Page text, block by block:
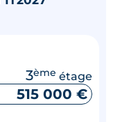
3ème étage
515 000 €